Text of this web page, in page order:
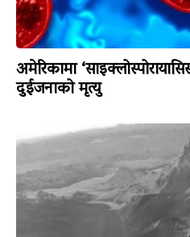
अमेरिकामा
दुईजनाको मृत्यु